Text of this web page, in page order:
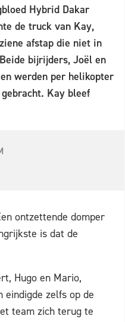
Hybrid Dakar
de truck van Kay,
afstap die niet in
bijrijders, Joël en
werden per helikopter
Kay bleef
ontzettende domper
is dat de
Hugo en Mario,
zelfs op de
team zich terug te